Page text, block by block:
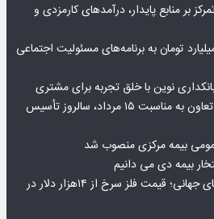
بر منابع پایدار، درآمدهای کارمزدی و
مهر ایران بیش از ۷۰ میلیارد تومان به برنامه‌های مسئولیت اجتماعی
نوین با خلق تجربه برای مشتری
پیام مدیرعامل بانک توسعه تعاون به مناسبت ۱۵ مرداد، سالروز تأسیس
بیمه مرکزی منصوب شد
بیمه دی می دانیم
تداوم صعود مس در بازارهای جهانی؛ قیمت فلز سرخ از ۱۴هزار دلار در